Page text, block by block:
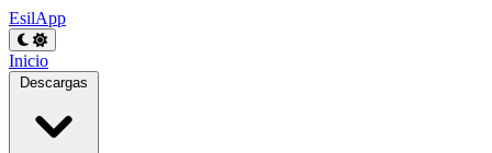
EsilApp
Inicio
Descargas